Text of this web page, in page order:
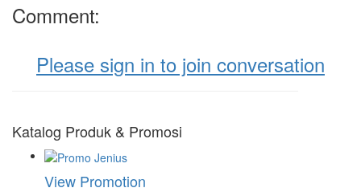
Comment:
Please sign in to join conversation
Katalog Produk & Promosi
View Promotion